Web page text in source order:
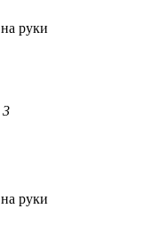
на руки
3
на руки